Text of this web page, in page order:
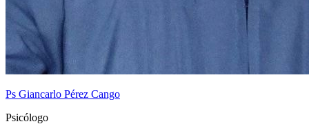
Ps Giancarlo Pérez Cango
Psicólogo